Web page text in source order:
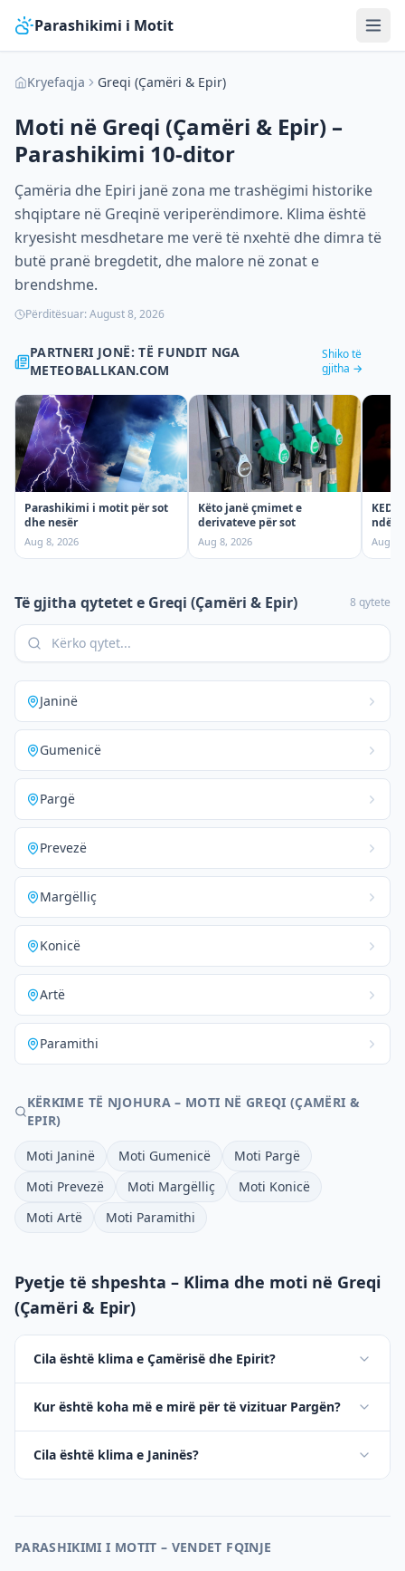
Parashikimi i Motit
Kryefaqja Greqi (Çamëri & Epir)
Moti në Greqi (Çamëri & Epir) –
Parashikimi 10-ditor
Çamëria dhe Epiri janë zona me trashëgimi historike
shqiptare në Greqinë veriperëndimore. Klima është
kryesisht mesdhetare me verë të nxehtë dhe dimra të
butë pranë bregdetit, dhe malore në zonat e
brendshme.
Përditësuar:August 8, 2026
PARTNERI JONË: TË FUNDIT NGA
METEOBALLKAN.COM
Shiko të
gjitha →
Parashikimi i motit për sot
dhe nesër
Aug 8, 2026
Këto janë çmimet e
derivateve për sot
Aug 8, 2026 Aug 7,
Të gjitha qytetet e Greqi (Çamëri & Epir) 8 qytete
Janinë
Gumenicë
Pargë
Prevezë
Margëlliç
Konicë
Artë
Paramithi
KËRKIME TË NJOHURA – MOTI NË GREQI (ÇAMËRI &
EPIR)
Moti Janinë Moti Gumenicë
Moti Pargë
Moti Prevezë
Moti Margëlliç
Moti Konicë
Moti Artë
Moti Paramithi
Pyetje të shpeshta – Klima dhe moti në Greqi
(Çamëri & Epir)
Cila është klima e Çamërisë dhe Epirit?
Kur është koha më e mirë për të vizituar Pargën?
Cila është klima e Janinës?
PARASHIKIMI I MOTIT – VENDET FQINJE